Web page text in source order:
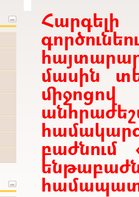
մասին
բաժնում